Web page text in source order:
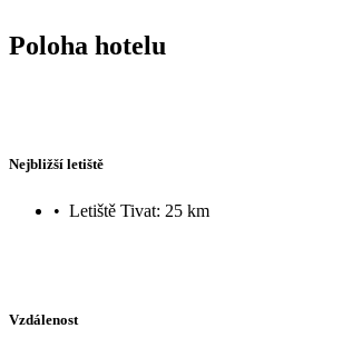
Poloha hotelu
Nejbližší letiště
• Letiště Tivat: 25 km
Vzdálenost